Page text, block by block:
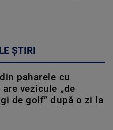
ȘTIRI
paharele cu
vezicule „de
de golf” după o zi la